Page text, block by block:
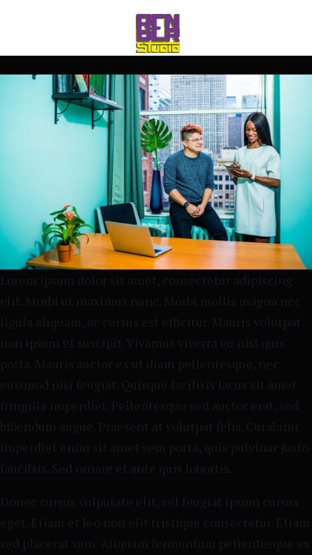
Abr 27 2021
Lorem ipsum dolor sit amet, consectetur adipiscing
elit. Morbi ut maximus nunc. Morbi mollis magna nec
ligula aliquam, ac cursus est efficitur. Mauris volutpat
non ipsum et suscipit. Vivamus viverra eu nisl quis
porta. Mauris auctor ex ut diam pellentesque, nec
euismod nisi feugiat. Quisque facilisis lacus sit amet
fringilla imperdiet. Pellentesque sed auctor erat, sed
bibendum augue. Praesent at volutpat felis. Curabitur
imperdiet enim sit amet sem porta, quis pulvinar justo
faucibus. Sed ornare et ante quis lobortis.
Donec cursus vulputate elit, vel feugiat ipsum cursus
eget. Etiam et leo non elit tristique consectetur. Etiam
sed placerat sem. Aliquam fermentum pellentesque ex